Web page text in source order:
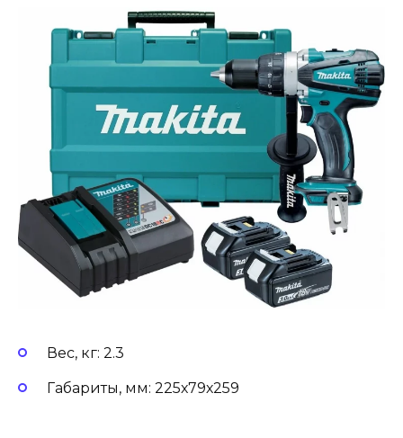
Вес, кг: 2.3
Габариты, мм: 225х79х259